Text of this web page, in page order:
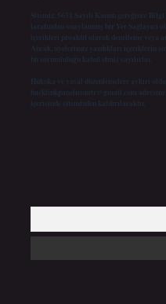
Sitemiz, 5651 Sayılı Kanun gereğince
tarafından onaylanmış bir Yer Sağlayıcı
içerikleri proaktif olarak denetleme veya
Ancak, üyelerimiz yazdıkları içeriklerin
bu sorumluluğu kabul etmiş sayılırlar.
Hukuka ve yasal düzenlemelere aykırı
backlinkpanelicomtr@gmail.com
içerisinde sitemizden kaldırılacaktır.